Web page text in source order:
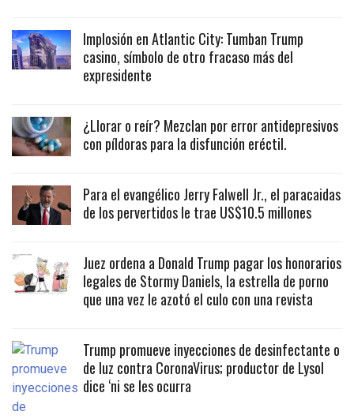
Implosión en Atlantic City: Tumban Trump
casino, símbolo de otro fracaso más del
expresidente
¿Llorar o reír? Mezclan por error antidepresivos
con píldoras para la disfunción eréctil.
Para el evangélico Jerry Falwell Jr., el paracaidas
de los pervertidos le trae US$10.5 millones
Juez ordena a Donald Trump pagar los honorarios
legales de Stormy Daniels, la estrella de porno
que una vez le azotó el culo con una revista
Trump promueve inyecciones de desinfectante o
de luz contra CoronaVirus; productor de Lysol
dice ‘ni se les ocurra